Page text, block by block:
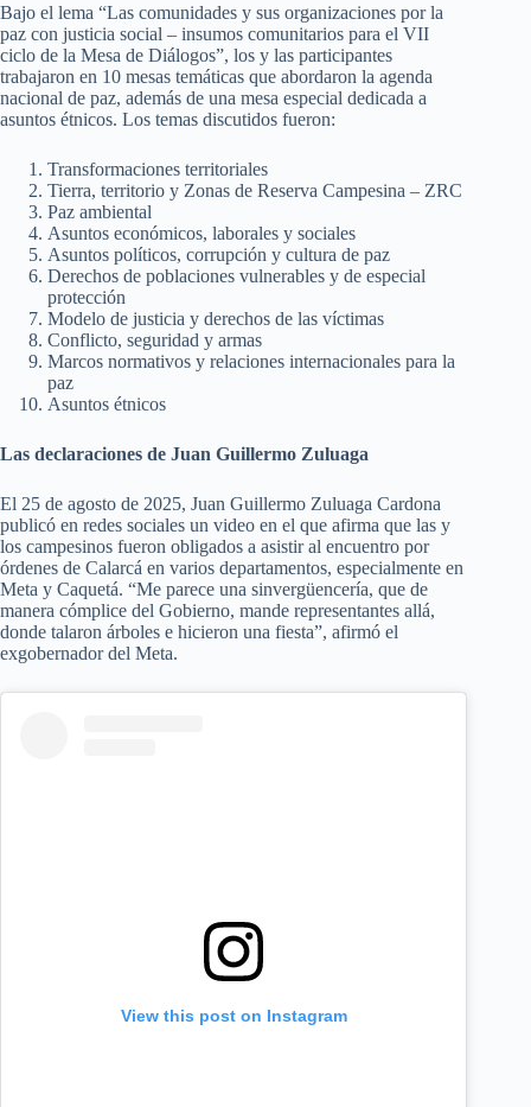
Bajo el lema “Las comunidades y sus organizaciones por la
paz con justicia social – insumos comunitarios para el VII
ciclo de la Mesa de Diálogos”, los y las participantes
trabajaron en 10 mesas temáticas que abordaron la agenda
nacional de paz, además de una mesa especial dedicada a
asuntos étnicos. Los temas discutidos fueron:
Transformaciones territoriales
Tierra, territorio y Zonas de Reserva Campesina – ZRC
Paz ambiental
Asuntos económicos, laborales y sociales
Asuntos políticos, corrupción y cultura de paz
Derechos de poblaciones vulnerables y de especial
protección
Modelo de justicia y derechos de las víctimas
Conflicto, seguridad y armas
Marcos normativos y relaciones internacionales para la
paz
Asuntos étnicos
Las declaraciones de Juan Guillermo Zuluaga
El 25 de agosto de 2025, Juan Guillermo Zuluaga Cardona
publicó en redes sociales un video en el que afirma que las y
los campesinos fueron obligados a asistir al encuentro por
órdenes de Calarcá en varios departamentos, especialmente en
Meta y Caquetá. “Me parece una sinvergüencería, que de
manera cómplice del Gobierno, mande representantes allá,
donde talaron árboles e hicieron una fiesta”, afirmó el
exgobernador del Meta.
View this post on Instagram